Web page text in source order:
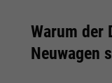
Warum der
Neuwagen